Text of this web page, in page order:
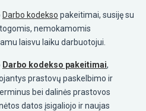
Darbo kodekso pakeitimai, susiję su
nemokamomis
laisvu laiku darbuotojui.
Darbo kodekso pakeitimai,
prastovų paskelbimo ir
bei dalinės prastovos
datos įsigaliojo ir naujas